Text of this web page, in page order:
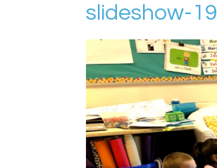
slideshow-19